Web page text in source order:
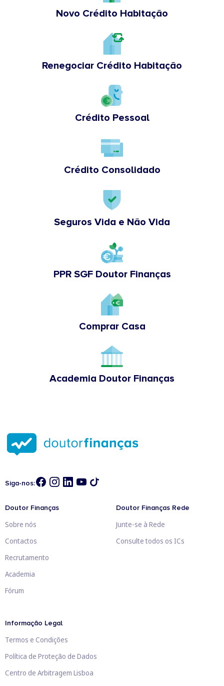
Novo Crédito Habitação
Renegociar Crédito Habitação
Crédito Pessoal
Crédito Consolidado
Seguros Vida e Não Vida
PPR SGF Doutor Finanças
Comprar Casa
Academia Doutor Finanças
Siga-nos:
Doutor Finanças
Sobre nós
Contactos
Recrutamento
Academia
Fórum
Doutor Finanças Rede
Junte-se à Rede
Consulte todos os ICs
Informação Legal
Termos e Condições
Política de Proteção de Dados
Centro de Arbitragem Lisboa